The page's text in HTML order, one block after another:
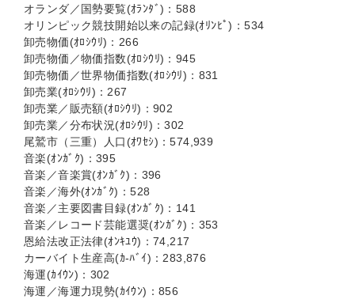
オランダ／国勢要覧(ｵﾗﾝﾀﾞ)：588
オリンピック競技開始以来の記録(ｵﾘﾝﾋﾟ)：534
卸売物価(ｵﾛｼｳﾘ)：266
卸売物価／物価指数(ｵﾛｼｳﾘ)：945
卸売物価／世界物価指数(ｵﾛｼｳﾘ)：831
卸売業(ｵﾛｼｳﾘ)：267
卸売業／販売額(ｵﾛｼｳﾘ)：902
卸売業／分布状況(ｵﾛｼｳﾘ)：302
尾鷲市（三重）人口(ｵﾜｾｼ)：574,939
音楽(ｵﾝｶﾞｸ)：395
音楽／音楽賞(ｵﾝｶﾞｸ)：396
音楽／海外(ｵﾝｶﾞｸ)：528
音楽／主要図書目録(ｵﾝｶﾞｸ)：141
音楽／レコード芸能選奨(ｵﾝｶﾞｸ)：353
恩給法改正法律(ｵﾝｷﾕｳ)：74,217
カーバイト生産高(ｶ-ﾊﾞｲ)：283,876
海運(ｶｲｳﾝ)：302
海運／海運力現勢(ｶｲｳﾝ)：856